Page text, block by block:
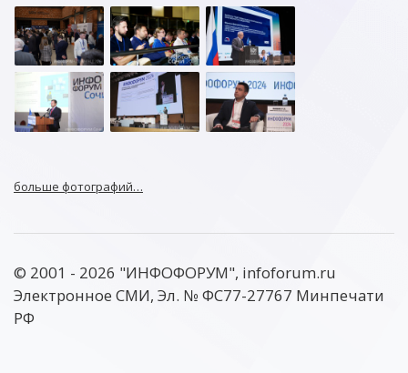
больше фотографий…
© 2001 - 2026 "ИНФОФОРУМ", infoforum.ru
Электронное СМИ, Эл. № ФС77-27767 Минпечати
РФ